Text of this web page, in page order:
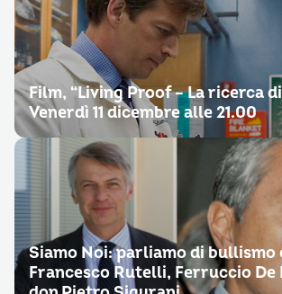
Film, “Living Proof – La ricerca
Venerdì 11 dicembre alle 21.00
Siamo Noi: parliamo di bullismo
Francesco Rutelli, Ferruccio